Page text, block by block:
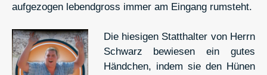
aufgezogen lebendgross immer am Eingang rumsteht.
Die hiesigen Statthalter von Herrn
Schwarz bewiesen ein gutes
Händchen, indem sie den Hünen